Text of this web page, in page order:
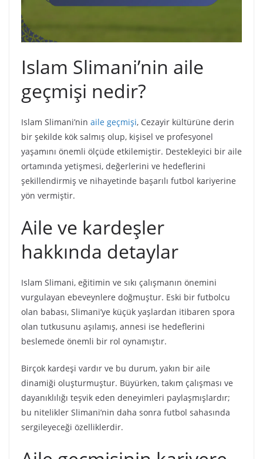
Islam Slimani’nin aile
geçmişi nedir?
Islam Slimani’nin aile geçmişi, Cezayir kültürüne derin
bir şekilde kök salmış olup, kişisel ve profesyonel
yaşamını önemli ölçüde etkilemiştir. Destekleyici bir aile
ortamında yetişmesi, değerlerini ve hedeflerini
şekillendirmiş ve nihayetinde başarılı futbol kariyerine
yön vermiştir.
Aile ve kardeşler
hakkında detaylar
Islam Slimani, eğitimin ve sıkı çalışmanın önemini
vurgulayan ebeveynlere doğmuştur. Eski bir futbolcu
olan babası, Slimani’ye küçük yaşlardan itibaren spora
olan tutkusunu aşılamış, annesi ise hedeflerini
beslemede önemli bir rol oynamıştır.
Birçok kardeşi vardır ve bu durum, yakın bir aile
dinamiği oluşturmuştur. Büyürken, takım çalışması ve
dayanıklılığı teşvik eden deneyimleri paylaşmışlardır;
bu nitelikler Slimani’nin daha sonra futbol sahasında
sergileyeceği özelliklerdir.